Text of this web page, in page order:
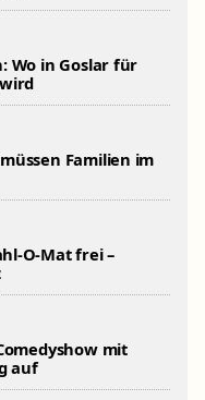
Wo in Goslar für
Familien im
O-Mat frei –
mit
auf